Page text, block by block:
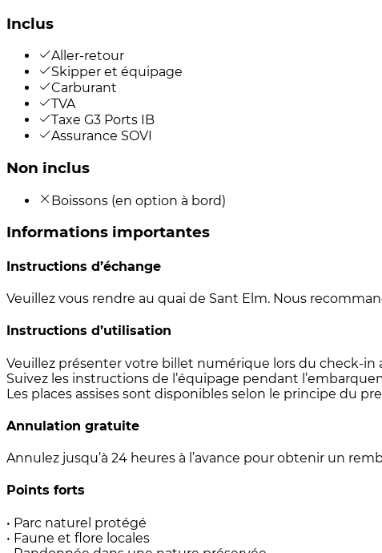
Inclus
Aller-retour
Skipper et équipage
Carburant
TVA
Taxe G3 Ports IB
Assurance SOVI
Non inclus
Boissons (en option à bord)
Informations importantes
Instructions d’échange
Veuillez vous rendre au quai de Sant Elm. Nous
Instructions d’utilisation
Veuillez présenter votre billet numérique lors du check-in
Suivez les instructions de l’équipage pendant
Les places assises sont disponibles selon le principe du
Annulation gratuite
Annulez jusqu’à 24 heures à l’avance pour obtenir un
Points forts
• Parc naturel protégé
• Faune et flore locales